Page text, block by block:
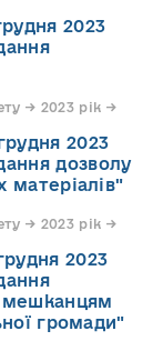
2023
→ 2023 рік →
2023
дозволу
матеріалів"
→ 2023 рік →
2023
мешканцям
громади"